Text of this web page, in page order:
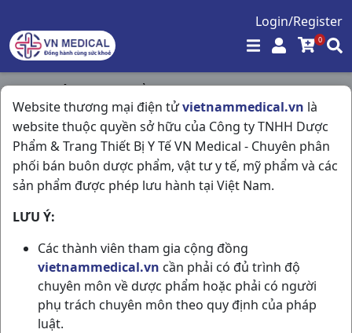
Login/Register
0
Website thương mại điện tửvietnammedical.vn là
website thuộc quyền sở hữu của Công ty TNHH Dược
Phẩm & Trang Thiết Bị Y Tế VN Medical - Chuyên phân
phối bán buôn dược phẩm, vật tư y tế, mỹ phẩm và các
sản phẩm được phép lưu hành tại Việt Nam.
LƯU Ý:
Các thành viên tham gia cộng đồng
vietnammedical.vn cần phải có đủ trình độ
chuyên môn về dược phẩm hoặc phải có người
phụ trách chuyên môn theo quy định của pháp
luật.
Trang chủ / Thực Phẩm Chức Năng /
Plusssz Max Multi T20v Hungary